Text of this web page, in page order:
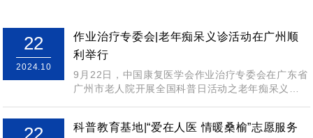
22
2024.10
作业治疗专委会|老年痴呆义诊活动在广州顺
利举行
9月22日，中国康复医学会作业治疗专委会在广东省
广州市老人院开展全国科普日活动之老年痴呆义诊
22
科普教育基地|“爱在人医 情暖桑榆”志愿服务